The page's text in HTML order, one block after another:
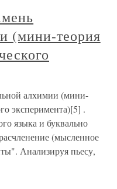
(мини-теория
алхимии (мини-
эксперимента)[5] .
языка и буквально
(мысленное
Анализируя пьесу,